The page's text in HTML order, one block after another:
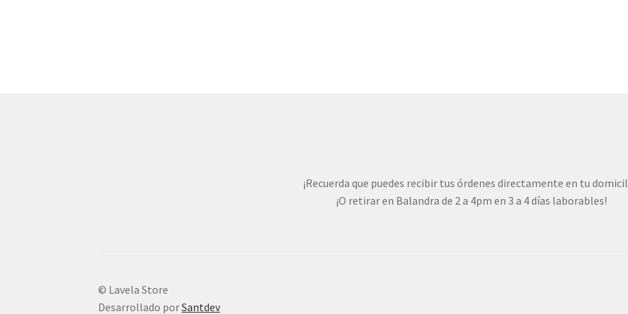
¡Recuerda que puedes recibir tus órdenes directamente en tu
¡O retirar en Balandra de 2 a 4pm en 3 a 4 días laborables!
© Lavela Store
Desarrollado porSantdev